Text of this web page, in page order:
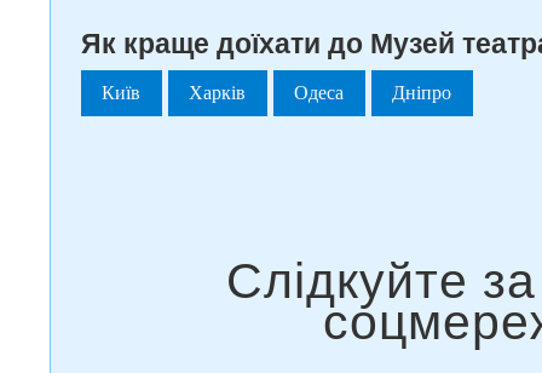
Як краще доїхати до Музей
Київ Харків Одеса Дніпро